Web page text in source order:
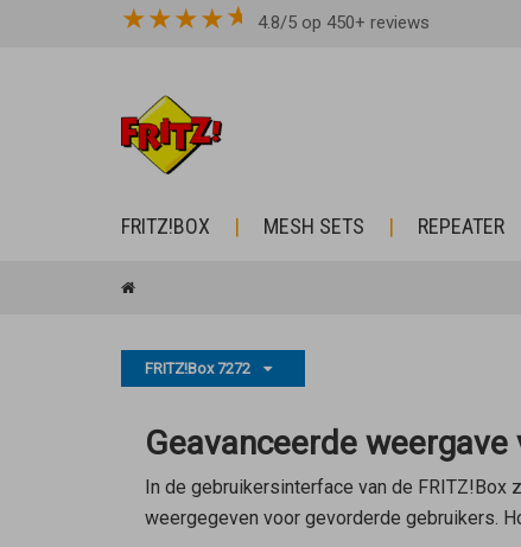
★★★★ 4.8/5 op 450+ reviews
FRITZ!BOX MESH SETS REPEATER
FRITZ!Box 7272
Geavanceerde
In de gebruikersinterface van de FRITZ!Box
weergegeven voor gevorderde gebruikers.